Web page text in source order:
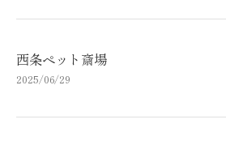
西条ペット斎場
2025/06/29